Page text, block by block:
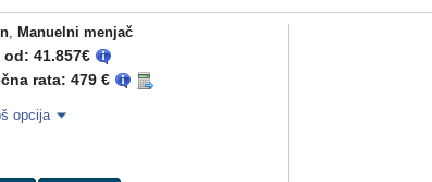
, Manuelni menjač
od: 41.857€
rata: 479 €
opcija